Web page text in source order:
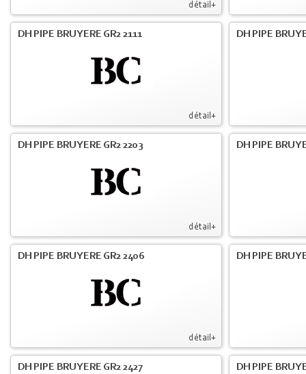
détail+
détail+
DH PIPE BRUYERE GR2 2111 DH PIPE
détail+
DH PIPE BRUYERE GR2 2203 DH PIPE
détail+
DH PIPE BRUYERE GR2 2406 DH PIPE
DH PIPE BRUYERE GR2 2427 DH PIPE